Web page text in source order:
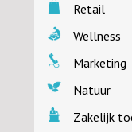
Retail
Wellness
Marketing
Natuur
Zakelijk